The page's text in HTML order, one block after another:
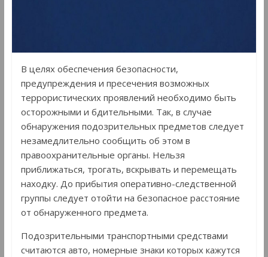
В целях обеспечения безопасности,
предупреждения и пресечения возможных
террористических проявлений необходимо быть
осторожными и бдительными. Так, в случае
обнаружения подозрительных предметов следует
незамедлительно сообщить об этом в
правоохранительные органы. Нельзя
приближаться, трогать, вскрывать и перемещать
находку. До прибытия оперативно-следственной
группы следует отойти на безопасное расстояние
от обнаруженного предмета.
Подозрительными транспортными средствами
считаются авто, номерные знаки которых кажутся